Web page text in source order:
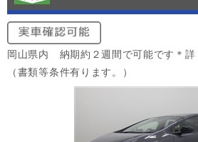
岡山県内 納期約２週間で可能です＊詳
（書類等条件有ります。）